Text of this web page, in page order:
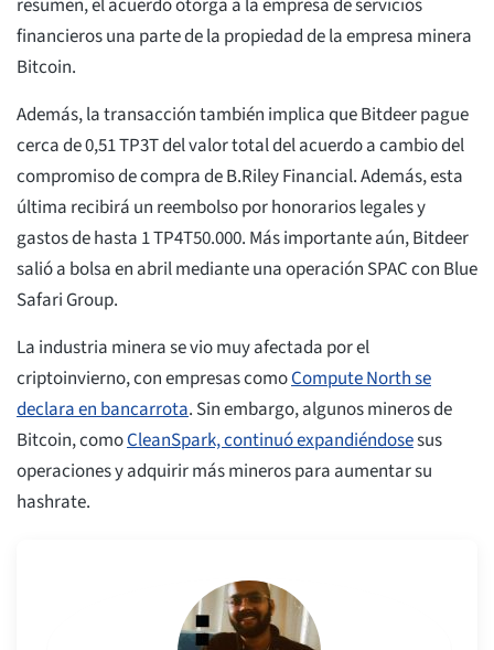
resumen, el acuerdo otorga a la empresa de servicios
financieros una parte de la propiedad de la empresa minera
Bitcoin.
Además, la transacción también implica que Bitdeer pague
cerca de 0,51 TP3T del valor total del acuerdo a cambio del
compromiso de compra de B.Riley Financial. Además, esta
última recibirá un reembolso por honorarios legales y
gastos de hasta 1 TP4T50.000. Más importante aún, Bitdeer
salió a bolsa en abril mediante una operación SPAC con Blue
Safari Group.
La industria minera se vio muy afectada por el
criptoinvierno, con empresas comoCompute North se
declara en bancarrota. Sin embargo, algunos mineros de
Bitcoin, comoCleanSpark, continuó expandiéndosesus
operaciones y adquirir más mineros para aumentar su
hashrate.